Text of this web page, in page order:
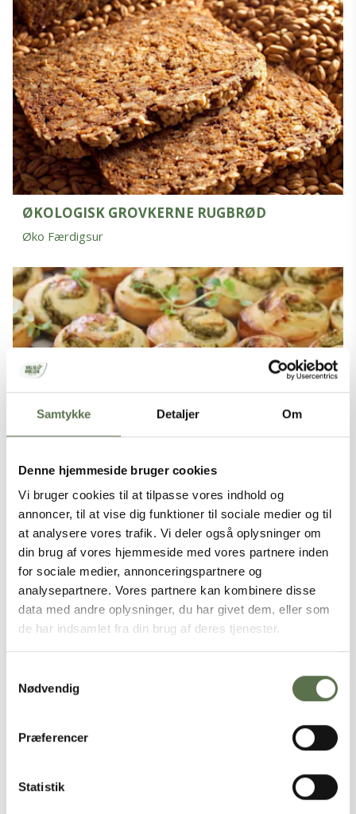
Samtykke Detaljer Om
Denne hjemmeside bruger cookies
Vi bruger cookies til at tilpasse vores indhold og
annoncer, til at vise dig funktioner til sociale medier og til
at analysere vores trafik. Vi deler også oplysninger om
din brug af vores hjemmeside med vores partnere inden
for sociale medier, annonceringspartnere og
analysepartnere. Vores partnere kan kombinere disse
data med andre oplysninger, du har givet dem, eller som
de har indsamlet fra din brug af deres tjenester.
Nødvendig
Præferencer
Statistik
ØKOLOGISK GROVKERNE RUGBRØD
Øko Færdigsur
PESTOSNEGLE MED GRØN PESTO
med økologiske solsikkekerner